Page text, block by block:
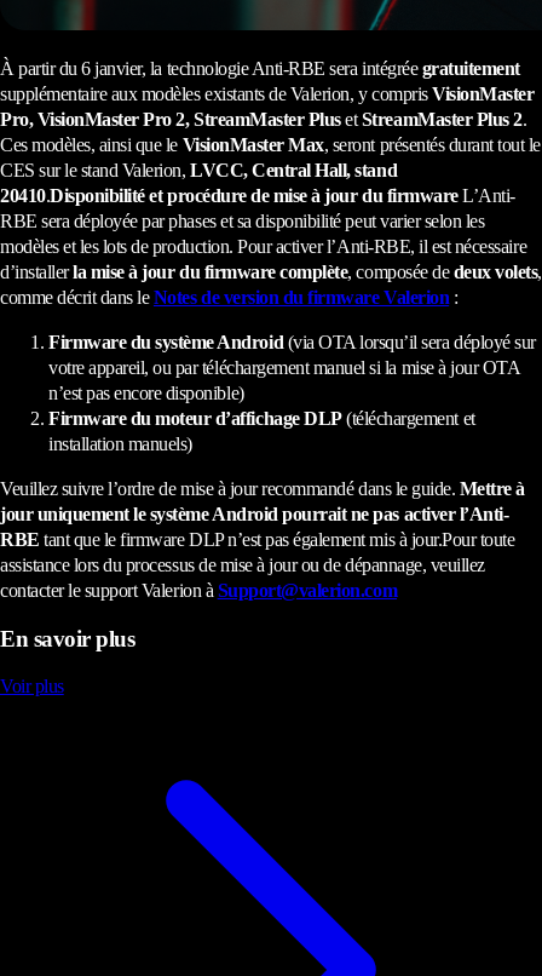
À partir du 6 janvier, la technologie Anti-RBE sera intégréegratuitement
supplémentaire aux modèles existants de Valerion, y comprisVisionMaster
Pro, VisionMaster Pro 2, StreamMaster PlusetStreamMaster Plus 2.
Ces modèles, ainsi que le VisionMaster Max, seront présentés durant tout le
CES sur le stand Valerion,LVCC, Central Hall, stand
20410.Disponibilité et procédure de mise à jour du firmwareL’Anti-
RBE sera déployée par phases et sa disponibilité peut varier selon les
modèles et les lots de production. Pour activer l’Anti-RBE, il est nécessaire
d’installerla mise à jour du firmware complète, composée dedeux volets,
comme décrit dans leNotes de version du firmware Valerion :
Firmware du système Android (via OTA lorsqu’il sera déployé sur
votre appareil, ou par téléchargement manuel si la mise à jour OTA
n’est pas encore disponible)
Firmware du moteur d’affichage DLP(téléchargement et
installation manuels)
Veuillez suivre l’ordre de mise à jour recommandé dans le guide. Mettre à
jour uniquement le système Android pourrait ne pas activer l’Anti-
RBE tant que le firmware DLP n’est pas également mis à jour.Pour toute
assistance lors du processus de mise à jour ou de dépannage, veuillez
contacter le support Valerion à Support@valerion.com
En savoir plus
Voir plus